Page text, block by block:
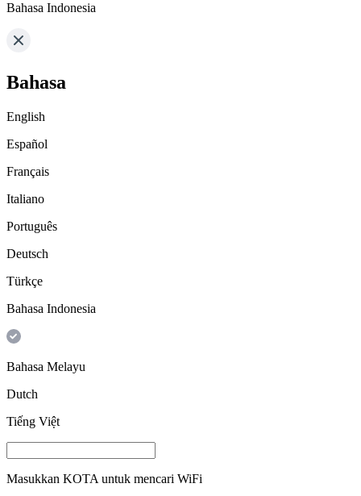
Bahasa Indonesia
Bahasa
English
Español
Français
Italiano
Português
Deutsch
Türkçe
Bahasa Indonesia
Bahasa Melayu
Dutch
Tiếng Việt
Masukkan KOTA untuk mencari WiFi